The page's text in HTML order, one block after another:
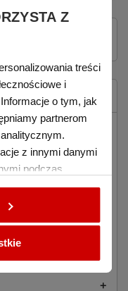
add
Z
treści
i
o tym, jak
partnerom
z innymi danymi
podczas